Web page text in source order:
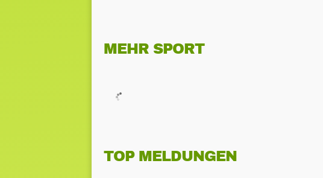
MEHR SPORT
TOP MELDUNGEN